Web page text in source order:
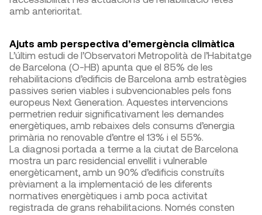
amb anterioritat.
Ajuts amb perspectiva d’emergència climàtica
L’últim estudi de l’Observatori Metropolità de l’Habitatge
de Barcelona (O-HB) apunta que el 85% de les
rehabilitacions d’edificis de Barcelona amb estratègies
passives serien viables i subvencionables pels fons
europeus Next Generation. Aquestes intervencions
permetrien reduir significativament les demandes
energètiques, amb rebaixes dels consums d’energia
primària no renovable d’entre el 13% i el 55%.
La diagnosi portada a terme a la ciutat de Barcelona
mostra un parc residencial envellit i vulnerable
energèticament, amb un 90% d’edificis construïts
prèviament a la implementació de les diferents
normatives energètiques i amb poca activitat
registrada de grans rehabilitacions. Només consten